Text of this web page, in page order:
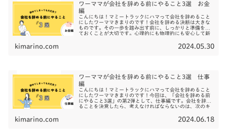
ワーママが会社を辞める前にやること3選 お金
編
こんにちは！マミートラックにハマって会社を辞めること
にしたワーママきまりのです！会社を辞める決断は大きな
ものです。その一歩を踏み出す前に、しっかりと準備をし
ておくことが大切です。心理的にも物理的にも安心して新
kimarino.com 2024.05.30
ワーママが会社を辞める前にやること3選 仕事
編
こんにちは！マミートラックにハマって会社を辞めること
にしたワーママきまりのです！今回は、「会社を辞める前
にやること3選」の第2弾として、仕事編です。会社を辞め
ることを決意したら、考えなければならないのは、次のキ
kimarino.com 2024.06.18